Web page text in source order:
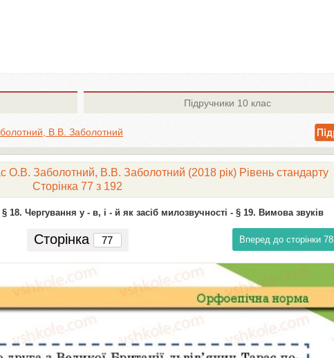
Підручники 10 клас
В.В. Заболотний
О.В. Заболотний, В.В. Заболотний (2018 рік) Рівень стандарту
Сторінка 77 з 192
§ 18. Чергування у - в, і - й як засіб милозвучності - § 19. Вимова звуків
Сторінка Вперед до сторінки 78